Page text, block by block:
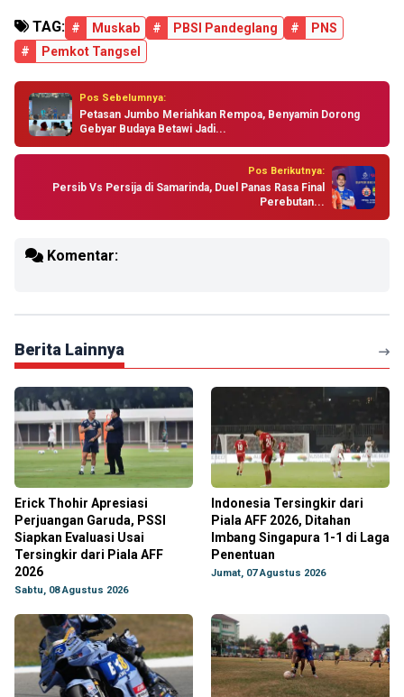
TAG: # Muskab # PBSI Pandeglang #
PNS
#
Pemkot Tangsel
Pos Sebelumnya:
Petasan Jumbo Meriahkan Rempoa, Benyamin Dorong
Gebyar Budaya Betawi Jadi...
Pos Berikutnya:
Persib Vs Persija di Samarinda, Duel Panas Rasa Final
Perebutan...
Komentar:
Berita Lainnya
Erick Thohir Apresiasi
Perjuangan Garuda, PSSI
Siapkan Evaluasi Usai
Tersingkir dari Piala AFF
2026
Sabtu, 08 Agustus 2026
Indonesia Tersingkir dari
Piala AFF 2026, Ditahan
Imbang Singapura 1-1 di Laga
Penentuan
Jumat, 07 Agustus 2026